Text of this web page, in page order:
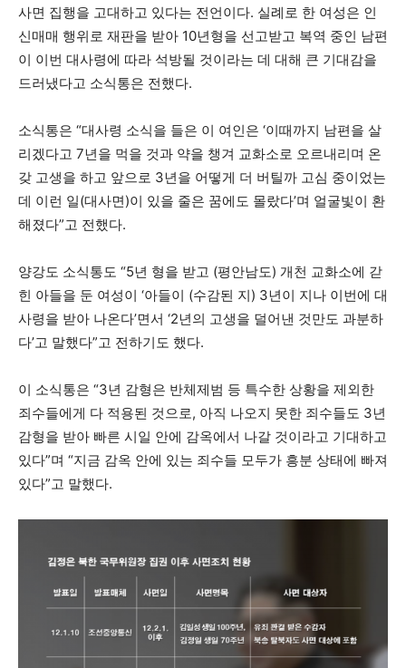
사면 집행을 고대하고 있다는 전언이다. 실례로 한 여성은 인
신매매 행위로 재판을 받아 10년형을 선고받고 복역 중인 남편
이 이번 대사령에 따라 석방될 것이라는 데 대해 큰 기대감을
드러냈다고 소식통은 전했다.
소식통은 “대사령 소식을 들은 이 여인은 ‘이때까지 남편을 살
리겠다고 7년을 먹을 것과 약을 챙겨 교화소로 오르내리며 온
갖 고생을 하고 앞으로 3년을 어떻게 더 버틸까 고심 중이었는
데 이런 일(대사면)이 있을 줄은 꿈에도 몰랐다’며 얼굴빛이 환
해졌다”고 전했다.
양강도 소식통도 “5년 형을 받고 (평안남도) 개천 교화소에 갇
힌 아들을 둔 여성이 ‘아들이 (수감된 지) 3년이 지나 이번에 대
사령을 받아 나온다’면서 ‘2년의 고생을 덜어낸 것만도 과분하
다’고 말했다”고 전하기도 했다.
이 소식통은 “3년 감형은 반체제범 등 특수한 상황을 제외한
죄수들에게 다 적용된 것으로, 아직 나오지 못한 죄수들도 3년
감형을 받아 빠른 시일 안에 감옥에서 나갈 것이라고 기대하고
있다”며 “지금 감옥 안에 있는 죄수들 모두가 흥분 상태에 빠져
있다”고 말했다.